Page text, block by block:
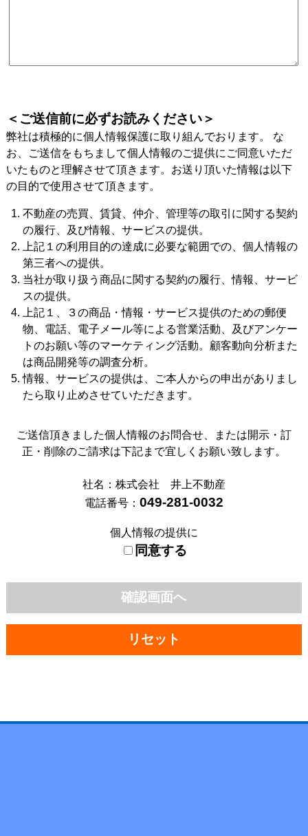
＜ご送信前に必ずお読みください＞
弊社は積極的に個人情報保護に取り組んでおります。 な
お、ご送信をもちまして個人情報のご提供にご同意いただ
いたものと理解させて頂きます。お送り頂いた情報は以下
の目的で使用させて頂きます。
不動産の売買、賃貸、仲介、管理等の取引に関する契約
の履行、及び情報、サービスの提供。
上記１の利用目的の達成に必要な範囲での、個人情報の
第三者への提供。
当社が取り扱う商品に関する契約の履行、情報、サービ
スの提供。
上記１、３の商品・情報・サービス提供のための郵便
物、電話、電子メール等による営業活動、及びアンケー
トのお願い等のマーケティング活動。顧客動向分析また
は商品開発等の調査分析。
情報、サービスの提供は、ご本人からの申出がありまし
たら取り止めさせていただきます。
ご送信頂きました個人情報のお問合せ、または開示・訂
正・削除のご請求は下記まで宜しくお願い致します。
社名：株式会社 井上不動産
電話番号： 049-281-0032
個人情報の提供に
同意する